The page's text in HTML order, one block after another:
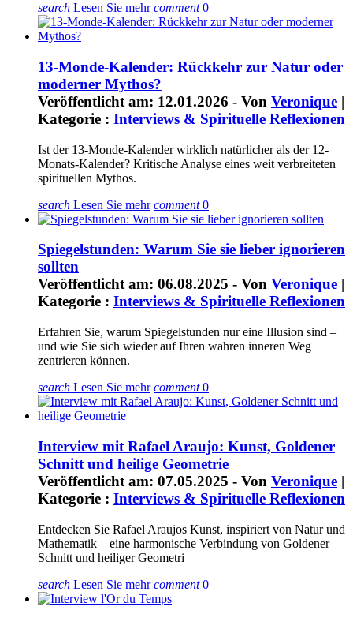
search Lesen Sie mehr comment0
13-Monde-Kalender: Rückkehr zur Natur oder
moderner Mythos?
Veröffentlicht am: 12.01.2026 - Von Veronique |
Kategorie : Interviews & Spirituelle Reflexionen
Ist der 13-Monde-Kalender wirklich natürlicher als der 12-
Monats-Kalender? Kritische Analyse eines weit verbreiteten
spirituellen Mythos.
search Lesen Sie mehr comment0
Spiegelstunden: Warum Sie sie lieber ignorieren
sollten
Veröffentlicht am: 06.08.2025 - Von Veronique |
Kategorie : Interviews & Spirituelle Reflexionen
Erfahren Sie, warum Spiegelstunden nur eine Illusion sind –
und wie Sie sich wieder auf Ihren wahren inneren Weg
zentrieren können.
search Lesen Sie mehr comment0
Interview mit Rafael Araujo: Kunst, Goldener
Schnitt und heilige Geometrie
Veröffentlicht am: 07.05.2025 - Von Veronique |
Kategorie : Interviews & Spirituelle Reflexionen
Entdecken Sie Rafael Araujos Kunst, inspiriert von Natur und
Mathematik – eine harmonische Verbindung von Goldener
Schnitt und heiliger Geometri
search Lesen Sie mehr comment0